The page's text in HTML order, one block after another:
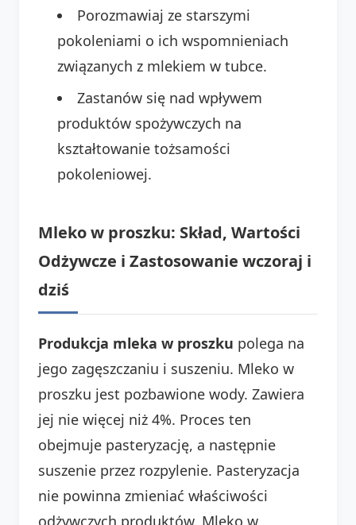
Porozmawiaj ze starszymi
pokoleniami o ich wspomnieniach
związanych z mlekiem w tubce.
Zastanów się nad wpływem
produktów spożywczych na
kształtowanie tożsamości
pokoleniowej.
Mleko w proszku: Skład, Wartości
Odżywcze i Zastosowanie wczoraj i
dziś
Produkcja mleka w proszku polega na
jego zagęszczaniu i suszeniu. Mleko w
proszku jest pozbawione wody. Zawiera
jej nie więcej niż 4%. Proces ten
obejmuje pasteryzację, a następnie
suszenie przez rozpylenie. Pasteryzacja
nie powinna zmieniać właściwości
odżywczych produktów. Mleko w